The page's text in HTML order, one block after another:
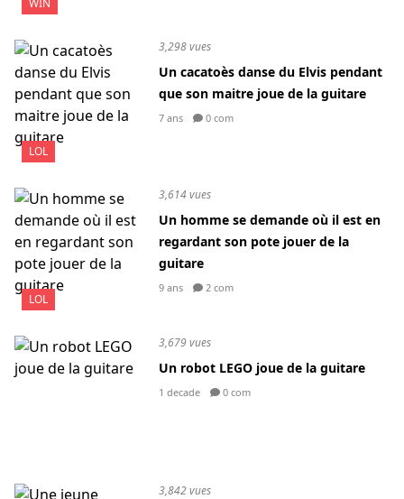
WIN
LOL
3,298 vues
Un cacatoès danse du Elvis pendant
que son maitre joue de la guitare
7 ans 0 com
LOL
3,614 vues
Un homme se demande où il est en
regardant son pote jouer de la
guitare
9 ans 2 com
3,679 vues
Un robot LEGO joue de la guitare
1 decade 0 com
3,842 vues